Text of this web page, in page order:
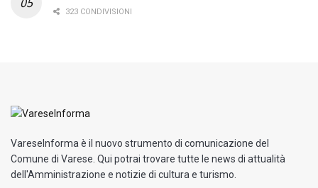
323 CONDIVISIONI
VareseInforma è il nuovo strumento di comunicazione del
Comune di Varese. Qui potrai trovare tutte le news di attualità
dell'Amministrazione e notizie di cultura e turismo.